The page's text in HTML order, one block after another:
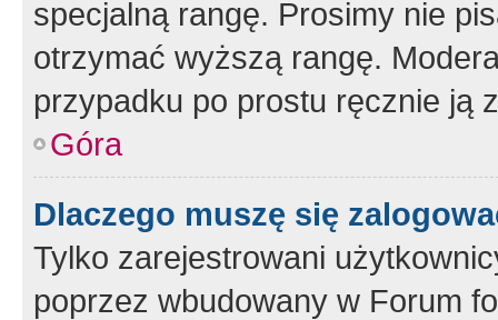
specjalną rangę. Prosimy nie
otrzymać wyższą rangę.
przypadku po prostu ręcznie ją
Góra
Dlaczego muszę się
Tylko zarejestrowani
poprzez wbudowany w Forum